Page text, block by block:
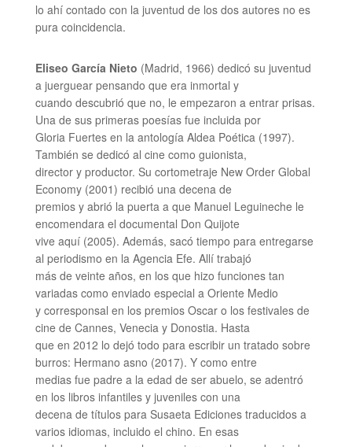
lo ahí contado con la juventud de los dos autores no es
pura coincidencia.
Eliseo García Nieto (Madrid, 1966) dedicó su juventud
a juerguear pensando que era inmortal y
cuando descubrió que no, le empezaron a entrar prisas.
Una de sus primeras poesías fue incluida por
Gloria Fuertes en la antología Aldea Poética (1997).
También se dedicó al cine como guionista,
director y productor. Su cortometraje New Order Global
Economy (2001) recibió una decena de
premios y abrió la puerta a que Manuel Leguineche le
encomendara el documental Don Quijote
vive aquí (2005). Además, sacó tiempo para entregarse
al periodismo en la Agencia Efe. Allí trabajó
más de veinte años, en los que hizo funciones tan
variadas como enviado especial a Oriente Medio
y corresponsal en los premios Oscar o los festivales de
cine de Cannes, Venecia y Donostia. Hasta
que en 2012 lo dejó todo para escribir un tratado sobre
burros: Hermano asno (2017). Y como entre
medias fue padre a la edad de ser abuelo, se adentró
en los libros infantiles y juveniles con una
decena de títulos para Susaeta Ediciones traducidos a
varios idiomas, incluido el chino. En esas